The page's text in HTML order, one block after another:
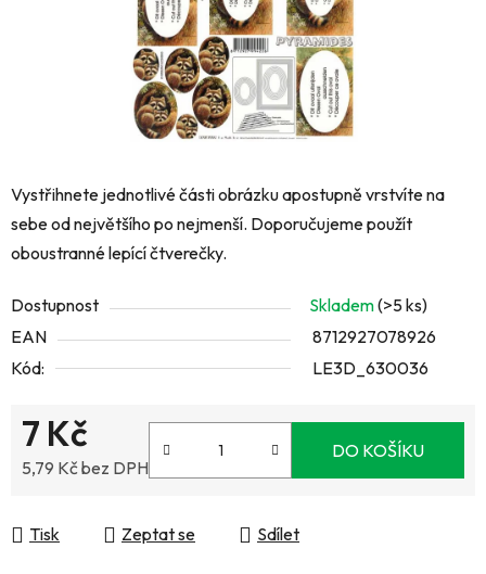
Vystřihnete jednotlivé části obrázku apostupně vrstvíte na
sebe od největšího po nejmenší. Doporučujeme použít
oboustranné lepící čtverečky.
Dostupnost Skladem(>5 ks)
EAN
8712927078926
Kód:
LE3D_630036
7 Kč
5,79 Kč bez DPH
DO KOŠÍKU
Tisk Zeptat se Sdílet